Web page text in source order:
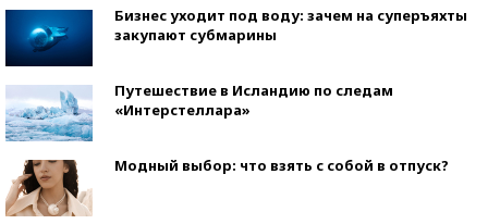
Бизнес уходит под воду: зачем на суперъяхты
закупают субмарины
Путешествие в Исландию по следам
«Интерстеллара»
Модный выбор: что взять с собой в отпуск?